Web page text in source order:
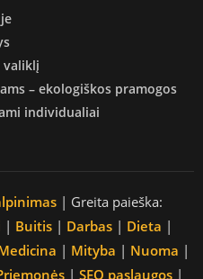
valiklį
– ekologiškos pramogos
individualiai
| Greita paieška:
| Buitis | Darbas | Dieta |
| Mityba | Nuoma |
| SEO paslaugos |